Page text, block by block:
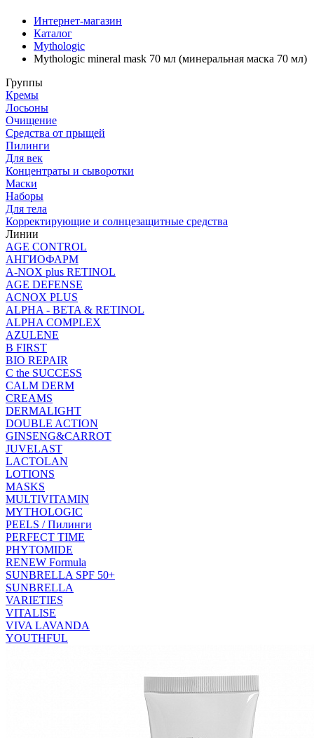
Интернет-магазин
Каталог
Mythologic
Mythologic mineral mask 70 мл (минеральная маска 70 мл)
Группы
Кремы
Лосьоны
Очищение
Средства от прыщей
Пилинги
Для век
Концентраты и сыворотки
Маски
Наборы
Для тела
Корректирующие и солнцезащитные средства
Линии
AGE CONTROL
АНГИОФАРМ
A-NOX plus RETINOL
AGE DEFENSE
ACNOX PLUS
ALPHA - BETA & RETINOL
ALPHA COMPLEX
AZULENE
B FIRST
BIO REPAIR
C the SUCCESS
CALM DERM
CREAMS
DERMALIGHT
DOUBLE ACTION
GINSENG&CARROT
JUVELAST
LACTOLAN
LOTIONS
MASKS
MULTIVITAMIN
MYTHOLOGIC
PEELS / Пилинги
PERFECT TIME
PHYTOMIDE
RENEW Formula
SUNBRELLA SPF 50+
SUNBRELLA
VARIETIES
VITALISE
VIVA LAVANDA
YOUTHFUL